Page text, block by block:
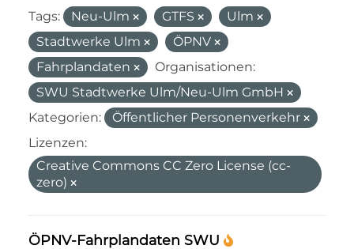
Tags: Neu-Ulm GTFS
Ulm
Stadtwerke Ulm
ÖPNV
Fahrplandaten
Organisationen:
SWU Stadtwerke Ulm/Neu-Ulm GmbH
Kategorien:
Öffentlicher Personenverkehr
Lizenzen:
Creative Commons CC Zero License (cc-
zero)
ÖPNV-Fahrplandaten SWU